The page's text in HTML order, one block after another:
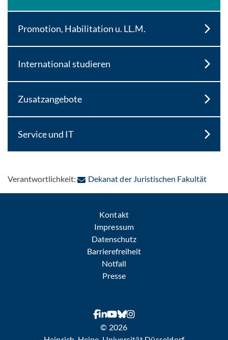
Promotion, Habilitation u. LL.M.
International studieren
Zusatzangebote
Service und IT
Verantwortlichkeit: Dekanat der Juristischen Fakultät: Per
Kontakt
Impressum
Datenschutz
Barrierefreiheit
Notfall
Presse
© 2026